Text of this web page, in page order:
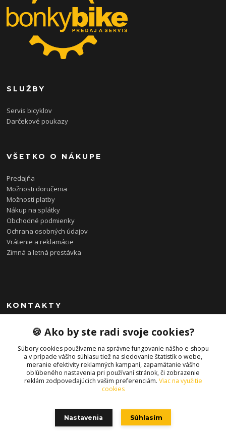
SLUŽBY
Servis bicyklov
Darčekové poukazy
VŠETKO O NÁKUPE
Predajňa
Možnosti doručenia
Možnosti platby
Nákup na splátky
Obchodné podmienky
Ochrana osobných údajov
Vrátenie a reklamácie
Zimná a letná prestávka
KONTAKTY
0948 085 857
(Ut-Pia 11-19 hod., So 09-14 hod.)
info@bonkybike.sk
🍪 Ako by ste radi svoje cookies?
Súbory cookies používame na správne fungovanie nášho e-shopu
a v prípade vášho súhlasu tiež na sledovanie štatistík o webe,
meranie efektivity reklamných kampaní, zapamätanie vášho
obľúbeného nastavenia pri používaní stránok, či zobrazenie
reklám zodpovedajúcich vašim preferenciám. Viac na využitie
cookies
Nastavenia Súhlasím